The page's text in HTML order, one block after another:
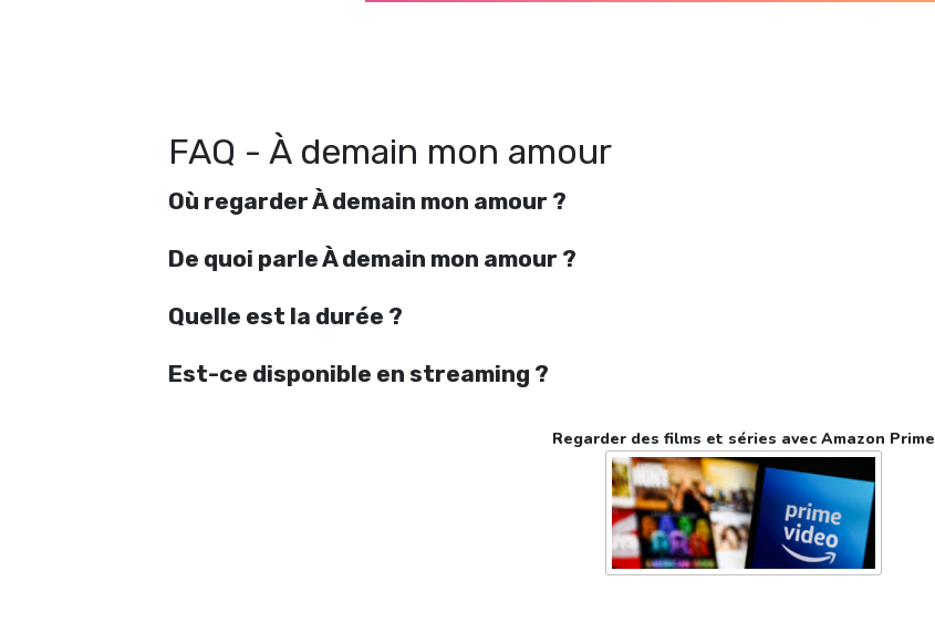
FAQ - À demain mon amour
Où regarder À demain mon amour ?
De quoi parle À demain mon amour ?
Quelle est la durée ?
Est-ce disponible en streaming ?
Regarder des films et séries avec Amazon Prime